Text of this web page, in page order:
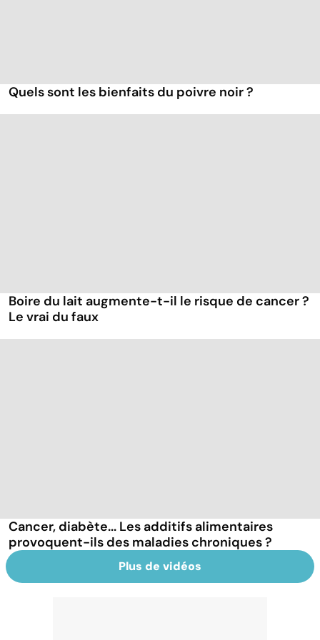
Quels sont les bienfaits du poivre noir ?
Boire du lait augmente-t-il le risque de cancer ?
Le vrai du faux
Cancer, diabète... Les additifs alimentaires
provoquent-ils des maladies chroniques ?
Plus de vidéos